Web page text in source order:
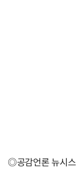
◎공감언론 뉴시스